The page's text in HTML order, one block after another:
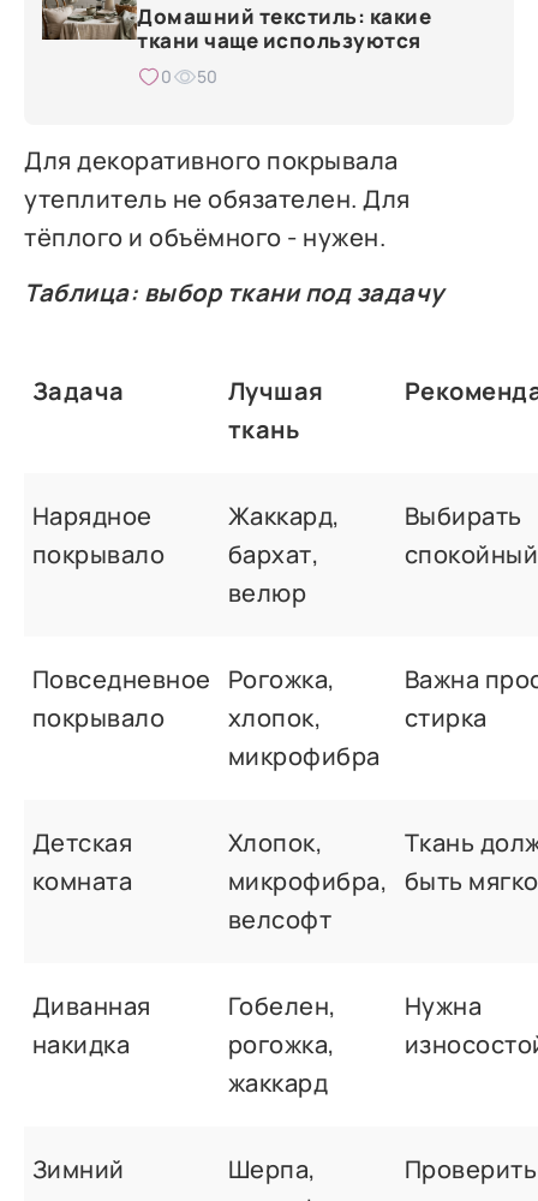
Домашний текстиль: какие
ткани чаще используются
0 50
Для декоративного покрывала
утеплитель не обязателен. Для
тёплого и объёмного - нужен.
Таблица: выбор ткани под задачу
Задача
Лучшая
ткань
Нарядное
покрывало
Жаккард,
бархат,
велюр
Выбирать
Повседневное
покрывало
Рогожка,
хлопок,
микрофибра
Важна
стирка
Детская
комната
Хлопок,
микрофибра,
велсофт
Ткань
быть
Диванная
накидка
Гобелен,
рогожка,
жаккард
Нужна
Зимний
Шерпа,